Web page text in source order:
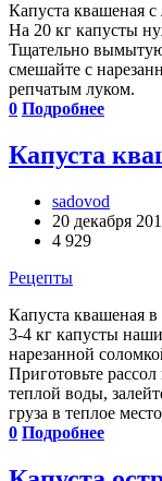
Капуста квашеная с
На 20 кг капусты
Тщательно
смешайте с
репчатым луком.
0 Подробнее
Капуста
sadovod
20 декабря
4 929
Рецепты
Капуста квашеная в
3-4 кг капусты
нарезанной
Приготовьте
теплой воды,
груза в теплое
0 Подробнее